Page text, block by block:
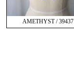
AMETHYST / 39437